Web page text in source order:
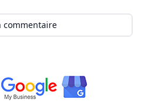
commentaire